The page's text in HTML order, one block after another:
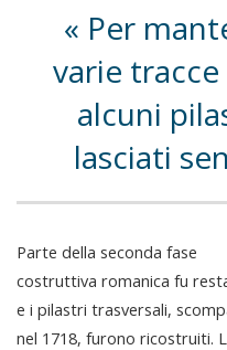
Per
varie
alcuni
lasciati
Parte della seconda fase
costruttiva romanica fu
e i pilastri trasversali,
nel 1718, furono ricostruiti.